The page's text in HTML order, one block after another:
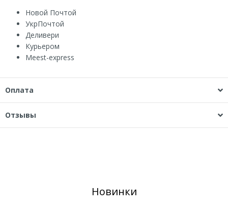
Новой Почтой
УкрПочтой
Деливери
Курьером
Мeest-express
Оплата
Отзывы
Новинки